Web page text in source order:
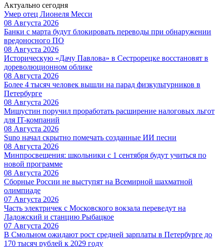
Актуально сегодня
Умер отец Лионеля Месси
08 Августа 2026
Банки с марта будут блокировать переводы при обнаружении
вредоносного ПО
08 Августа 2026
Историческую «Дачу Павлова» в Сестрорецке восстановят в
дореволюционном облике
08 Августа 2026
Более 4 тысяч человек вышли на парад физкультурников в
Петербурге
08 Августа 2026
Мишустин поручил проработать расширение налоговых льгот
для IT-компаний
08 Августа 2026
Suno начал скрытно помечать созданные ИИ песни
08 Августа 2026
Минпросвещения: школьники с 1 сентября будут учиться по
новой программе
08 Августа 2026
Сборные России не выступят на Всемирной шахматной
олимпиаде
07 Августа 2026
Часть электричек с Московского вокзала переведут на
Ладожский и станцию Рыбацкое
07 Августа 2026
В Смольном ожидают рост средней зарплаты в Петербурге до
170 тысяч рублей к 2029 году